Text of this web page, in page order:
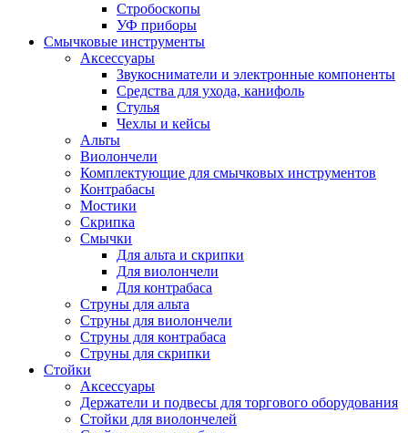
Стробоскопы
УФ приборы
Смычковые инструменты
Аксессуары
Звукосниматели и электронные компоненты
Средства для ухода, канифоль
Стулья
Чехлы и кейсы
Альты
Виолончели
Комплектующие для смычковых инструментов
Контрабасы
Мостики
Скрипка
Смычки
Для альта и скрипки
Для виолончели
Для контрабаса
Струны для альта
Струны для виолончели
Струны для контрабаса
Струны для скрипки
Стойки
Аксессуары
Держатели и подвесы для торгового оборудования
Стойки для виолончелей